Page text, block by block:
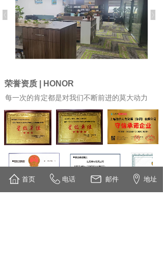
荣誉资质 | HONOR
每一次的肯定都是对我们不断前进的莫大动力
首页 电话 邮件 地址